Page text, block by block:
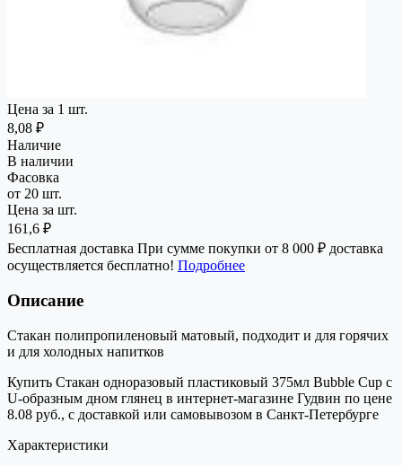
Цена за 1 шт.
8,08 ₽
Наличие
В наличии
Фасовка
от 20 шт.
Цена за шт.
161,6 ₽
Бесплатная доставка При сумме покупки от 8 000 ₽ доставка
осуществляется бесплатно! Подробнее
Описание
Стакан полипропиленовый матовый, подходит и для горячих
и для холодных напитков
Купить Стакан одноразовый пластиковый 375мл Bubble Cup с
U-образным дном глянец в интернет-магазине Гудвин по цене
8.08 руб., с доставкой или самовывозом в Санкт-Петербурге
Характеристики